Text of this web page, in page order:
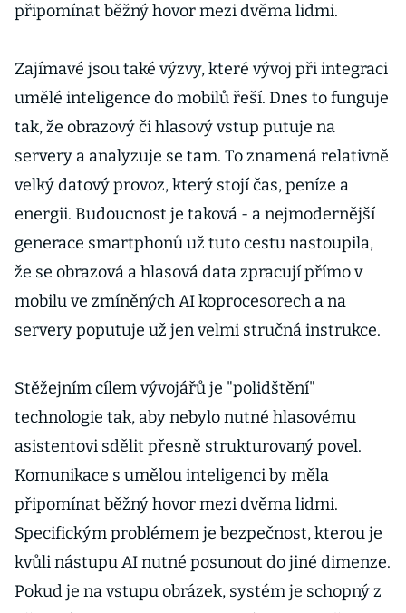
připomínat běžný hovor mezi dvěma lidmi.
Zajímavé jsou také výzvy, které vývoj při integraci
umělé inteligence do mobilů řeší. Dnes to funguje
tak, že obrazový či hlasový vstup putuje na
servery a analyzuje se tam. To znamená relativně
velký datový provoz, který stojí čas, peníze a
energii. Budoucnost je taková - a nejmodernější
generace smartphonů už tuto cestu nastoupila,
že se obrazová a hlasová data zpracují přímo v
mobilu ve zmíněných AI koprocesorech a na
servery poputuje už jen velmi stručná instrukce.
Stěžejním cílem vývojářů je "polidštění"
technologie tak, aby nebylo nutné hlasovému
asistentovi sdělit přesně strukturovaný povel.
Komunikace s umělou inteligenci by měla
připomínat běžný hovor mezi dvěma lidmi.
Specifickým problémem je bezpečnost, kterou je
kvůli nástupu AI nutné posunout do jiné dimenze.
Pokud je na vstupu obrázek, systém je schopný z